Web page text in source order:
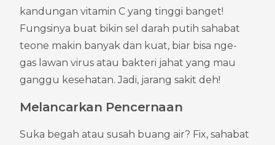
kandungan vitamin C yang tinggi banget!
Fungsinya buat bikin sel darah putih sahabat
teone makin banyak dan kuat, biar bisa nge-
gas lawan virus atau bakteri jahat yang mau
ganggu kesehatan. Jadi, jarang sakit deh!
Melancarkan Pencernaan
Suka begah atau susah buang air? Fix, sahabat